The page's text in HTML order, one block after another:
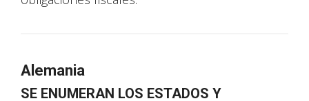
Alemania
SE ENUMERAN LOS ESTADOS Y